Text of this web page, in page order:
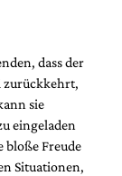
dass der
zurückkehrt,
sie
eingeladen
Freude
Situationen,